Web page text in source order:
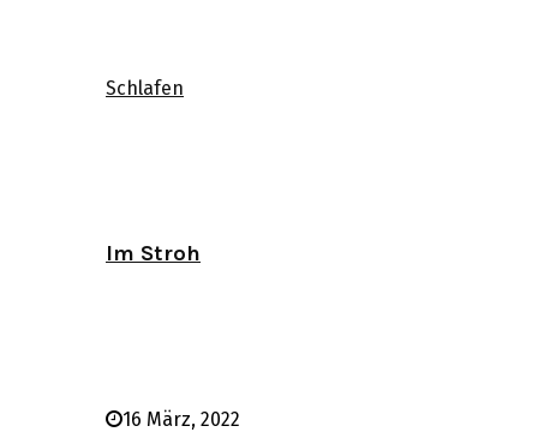
Schlafen
Im Stroh
16 März, 2022